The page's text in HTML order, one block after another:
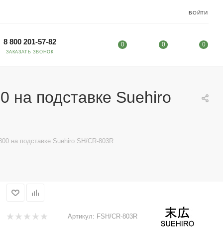
ВОЙТИ
8 800 201-57-82
ЗАКАЗАТЬ ЗВОНОК
0 0 0
на подставке Suehiro
на подставке Suehiro SH/CR-803R
Артикул: FSH/CR-803R